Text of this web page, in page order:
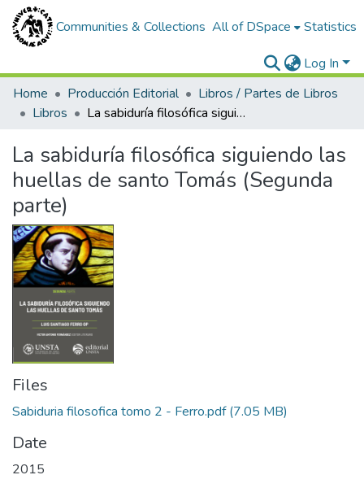
Communities & Collections All of DSpace Statistics
Log In
Home
Producción Editorial
Libros / Partes de Libros
Libros
La sabiduría filosófica siguiendo las huellas de santo Tomás (Segunda parte)
La sabiduría filosófica siguiendo las
huellas de santo Tomás (Segunda
parte)
Files
Sabiduria filosofica tomo 2 - Ferro.pdf(7.05 MB)
Date
2015